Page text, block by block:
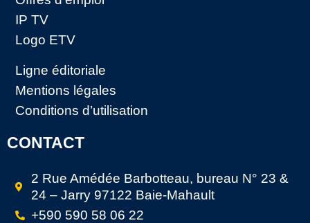
IP TV
Logo ETV
Ligne éditoriale
Mentions légales
Conditions d’utilisation
CONTACT
2 Rue Amédée Barbotteau, bureau N° 23 &
24 – Jarry 97122 Baie-Mahault
+590 590 58 06 22